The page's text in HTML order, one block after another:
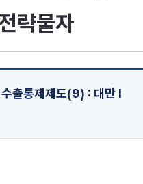
략물자
출통제제도(9) : 대만 Ⅰ